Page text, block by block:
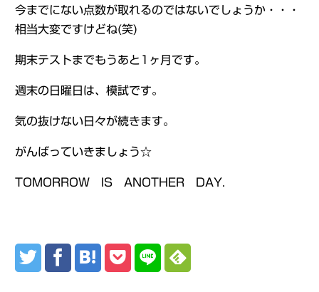
今までにない点数が取れるのではないでしょうか・・・
相当大変ですけどね(笑)
期末テストまでもうあと1ヶ月です。
週末の日曜日は、模試です。
気の抜けない日々が続きます。
がんばっていきましょう☆
TOMORROW IS ANOTHER DAY.